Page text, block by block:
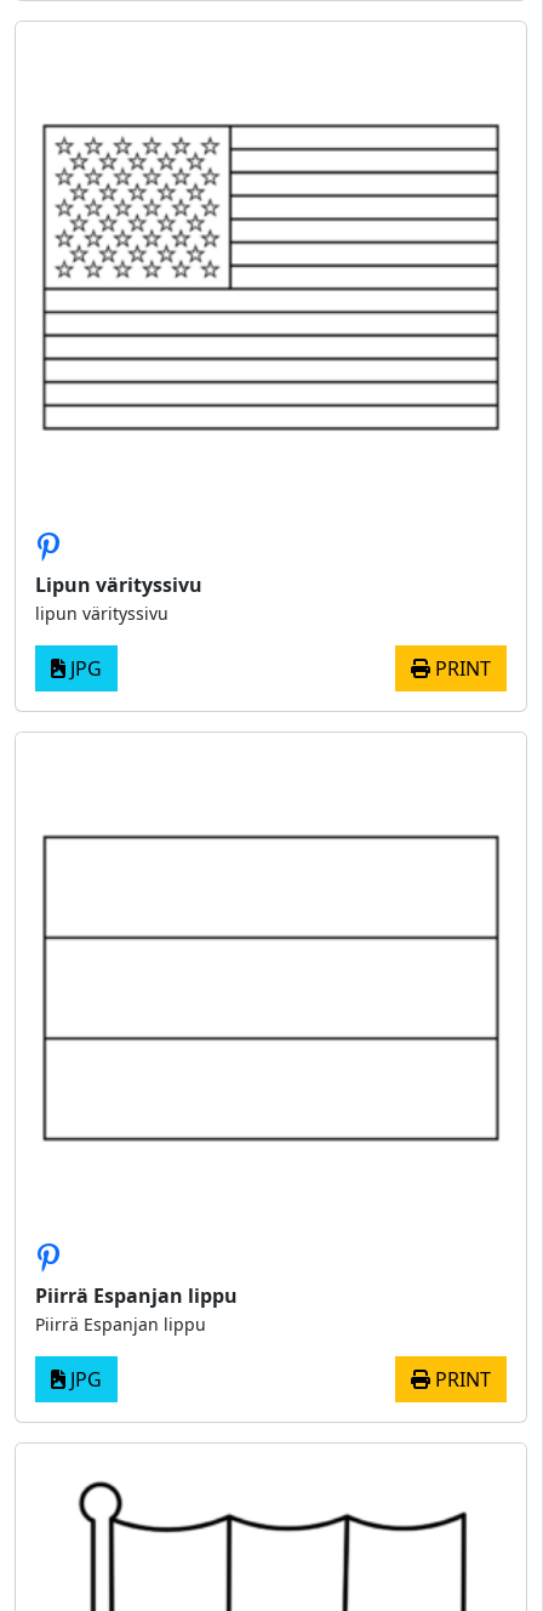
Lipun värityssivu
lipun värityssivu
JPG PRINT
Piirrä Espanjan lippu
Piirrä Espanjan lippu
JPG PRINT